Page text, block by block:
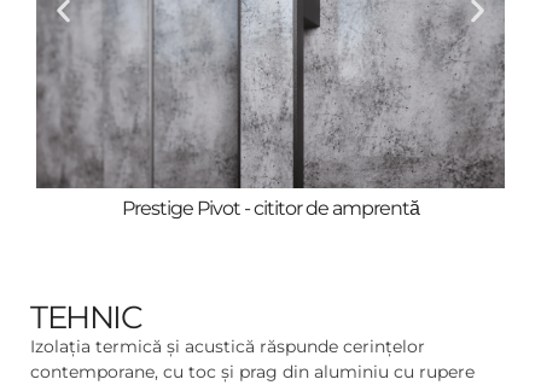
Detaliu mâner încastrat
TEHNIC
Izolația termică și acustică răspunde cerințelor
contemporane, cu toc și prag din aluminiu cu rupere